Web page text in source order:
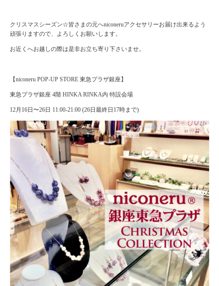
クリスマスシーズン☆皆さまの元へniconeruアクセサリーお届け出来るよう
頑張りますので、よろしくお願いします。
お近くへお越しの際は是非お立ち寄り下さいませ。
【niconeru POP-UP STORE 東急プラザ銀座】
東急プラザ銀座 4階 HINKA RINKA内 特設会場
12月16日〜26日 11:00-21:00 (26日最終日17時まで)